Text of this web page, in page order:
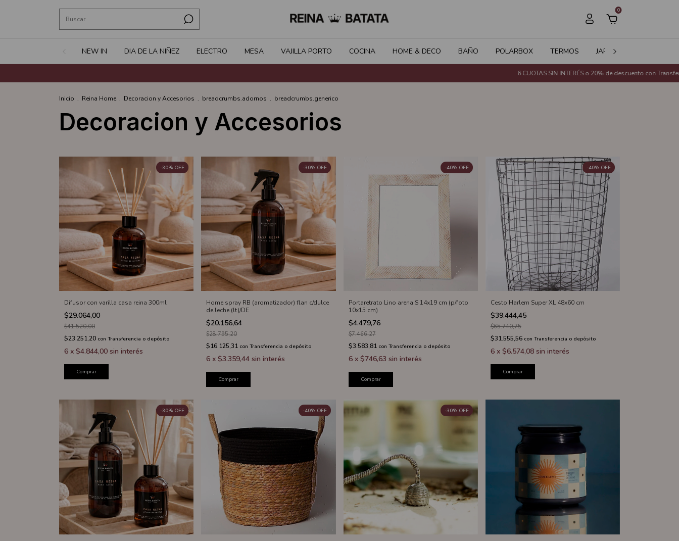
0
NEW IN DIA DE LA NIÑEZ ELECTRO MESA VAJILLA PORTO COCINA HOME & DECO BAÑO POLARBOX TERMOS JARDÍN
6 CUOTAS SIN INTERÉS o 20% de descuento con Transferencia Bancaria
Inicio . Reina Home . Decoracion y Accesorios . breadcrumbs.adornos . breadcrumbs.generico
Decoracion y Accesorios
Difusor con varilla casa reina 300ml
$29.064,00
-30% OFF
$41.520,00
$23.251,20 con Transferencia o depósito
6 x $4.844,00 sin interés
Comprar
Home spray RB (aromatizador) flan c/dulce
de leche (lt)/DE
$20.156,64
-30% OFF
$28.795,20
$16.125,31 con Transferencia o depósito
6 x$3.359,44 sin interés
Comprar
Portaretrato Lino arena S 14x19 cm (p/foto
10x15 cm)
$4.479,76
-40% OFF
$7.466,27
$3.583,81 con Transferencia o depósito
6 x $746,63 sin interés
Comprar
Cesto Harlem Super XL 48x60 cm
$39.444,45
-40% OFF
$65.740,75
$31.555,56 con Transferencia o depósito
6 x $6.574,08 sin interés
Comprar
-30% OFF -40% OFF -30% OFF